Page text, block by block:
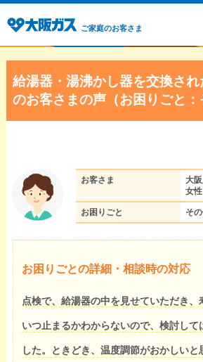
ご家庭のお客さま
給湯器・湯沸かし器を交換さ
のお客さまの声（お困りごと：
お客さま
大
女
お困りごと そ
お困りごとの詳細・相談時の対応
点検で、給湯器の中を見せていただき、
いつ止まるかわからないので、検討して
した。ときどき、温度調節がおかしいと